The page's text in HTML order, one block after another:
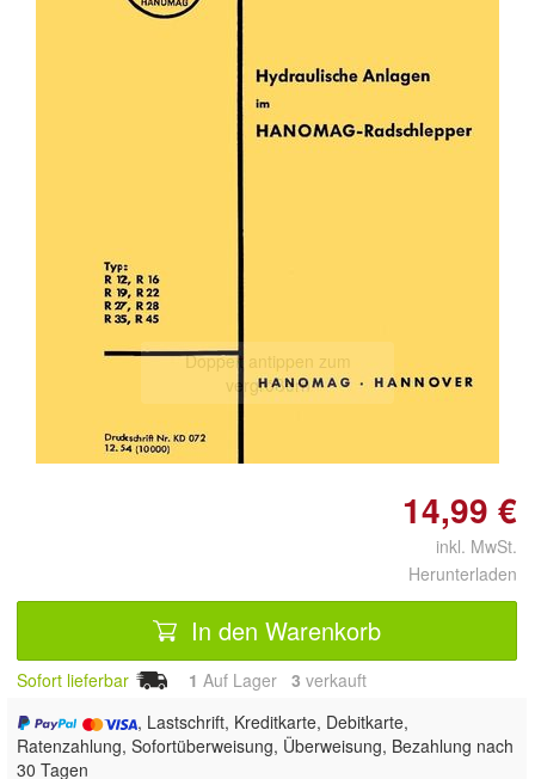
Doppelt antippen zum
vergrößern
14,99 €
inkl. MwSt.
Herunterladen
In den Warenkorb
Sofort lieferbar 1 Auf Lager 3 verkauft
, Lastschrift, Kreditkarte, Debitkarte,
Ratenzahlung, Sofortüberweisung, Überweisung, Bezahlung nach
30 Tagen